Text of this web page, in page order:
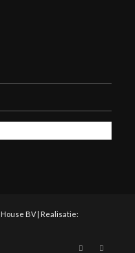
BV | Realisatie: